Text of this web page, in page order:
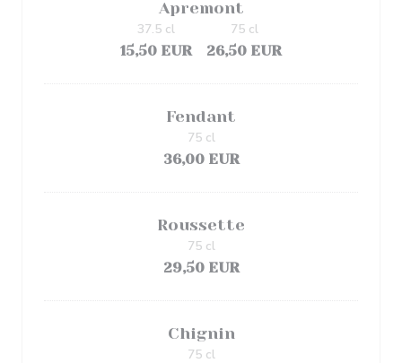
Apremont
15,50 EUR
37.5 cl
26,50 EUR
75 cl
Fendant
36,00 EUR
75 cl
Roussette
29,50 EUR
75 cl
Chignin
75 cl